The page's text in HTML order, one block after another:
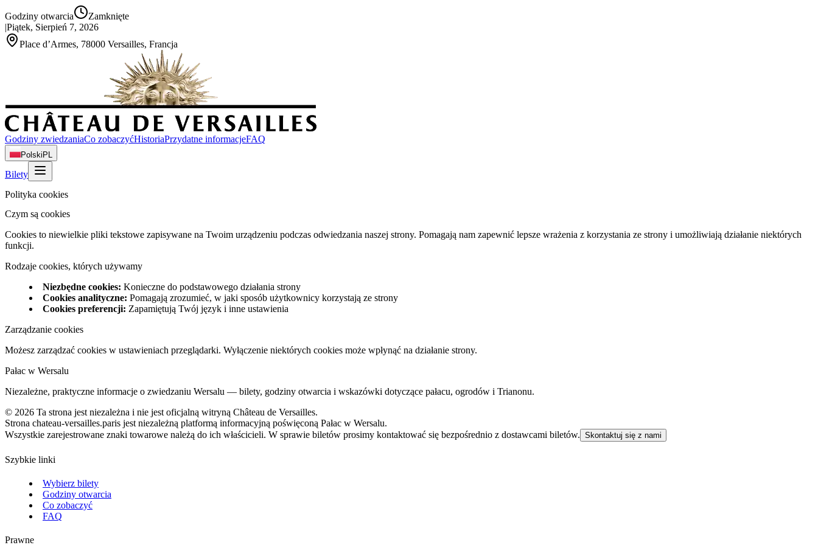
Godziny otwarcia
Zamknięte
|Piątek, Sierpień 7, 2026
Place d’Armes, 78000 Versailles, Francja
Godziny zwiedzaniaCo zobaczyćHistoriaPrzydatne informacjeFAQ
Polski PL
Bilety
Polityka cookies
Czym są cookies
Cookies to niewielkie pliki tekstowe zapisywane na Twoim urządzeniu podczas odwiedzania naszej strony. Pomagają nam zapewnić lepsze wrażenia z korzystania ze strony i umożliwiają działanie niektórych
funkcji.
Rodzaje cookies, których używamy
Niezbędne cookies: Konieczne do podstawowego działania strony
Cookies analityczne: Pomagają zrozumieć, w jaki sposób użytkownicy korzystają ze strony
Cookies preferencji: Zapamiętują Twój język i inne ustawienia
Zarządzanie cookies
Możesz zarządzać cookies w ustawieniach przeglądarki. Wyłączenie niektórych cookies może wpłynąć na działanie strony.
Pałac w Wersalu
Niezależne, praktyczne informacje o zwiedzaniu Wersalu — bilety, godziny otwarcia i wskazówki dotyczące pałacu, ogrodów i Trianonu.
© 2026 Ta strona jest niezależna i nie jest oficjalną witryną Château de Versailles.
Strona chateau-versailles.paris jest niezależną platformą informacyjną poświęconą Pałac w Wersalu.
Wszystkie zarejestrowane znaki towarowe należą do ich właścicieli. W sprawie biletów prosimy kontaktować się bezpośrednio z dostawcami biletów. Skontaktuj się z nami
Szybkie linki
Wybierz bilety
Godziny otwarcia
Co zobaczyć
FAQ
Prawne